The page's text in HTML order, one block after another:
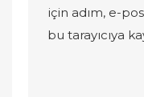
için adım, e-
bu tarayıcıya